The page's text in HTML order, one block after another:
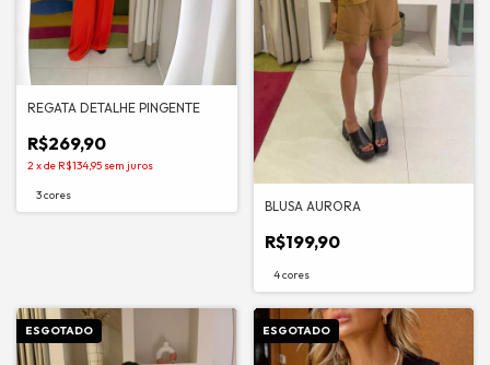
REGATA DETALHE PINGENTE
R$269,90
2xde R$134,95 sem juros
3 cores
BLUSA AURORA
R$199,90
4 cores
ESGOTADO ESGOTADO